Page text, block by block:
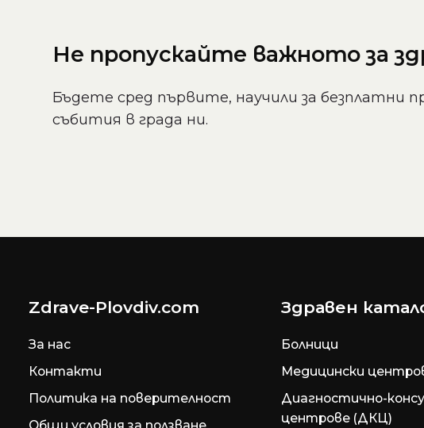
Не пропускайте важното за
Бъдете сред първите, научили за безплатни
събития в града ни.
Zdrave-Plovdiv.com
За нас
Контакти
Политика на поверителност
Здравен
Болници
Медицински
Диагностично-
центрове (ДКЦ)